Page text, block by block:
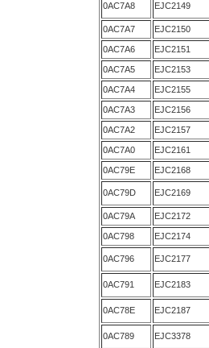
0AC7A8 EJC2149
0AC7A7 EJC2150
0AC7A6 EJC2151
0AC7A5 EJC2153
0AC7A4 EJC2155
0AC7A3 EJC2156
0AC7A2 EJC2157
0AC7A0 EJC2161
0AC79E EJC2168
0AC79D EJC2169
0AC79A EJC2172
0AC798 EJC2174
0AC796 EJC2177
0AC791 EJC2183
0AC78E EJC2187
0AC789 EJC3378